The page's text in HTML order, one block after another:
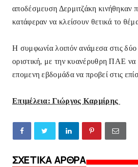
αποδέσμευση Δερμιτζάκη κινήθηκαν
κατάφεραν να κλείσουν θετικά το
Η συμφωνία λοιπόν ανάμεσα στις δύο
οριστική, με την κυανέρυθρη ΠΑΕ να
επομενη εβδομάδα να προβεί στις
Επιμέλεια: Γιώργος Καρμίρης
ΣΧΕΤΙΚΑ ΑΡΘΡΑ